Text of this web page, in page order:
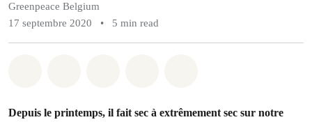
Greenpeace Belgium
17 septembre 2020
• 5 min read
Depuis le printemps, il fait sec à extrêmement sec sur notre